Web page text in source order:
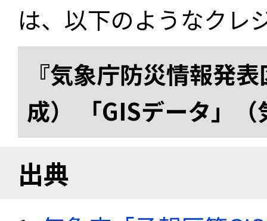
は、以下のようなクレ
『気象庁防災情報発
成） 「GISデータ」
出典